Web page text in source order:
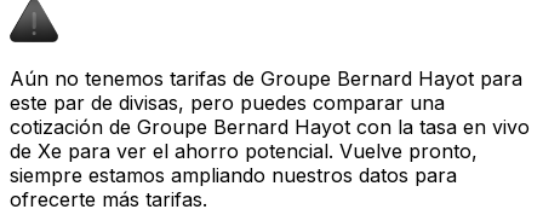
Aún no tenemos tarifas de Groupe Bernard Hayot para
este par de divisas, pero puedes comparar una
cotización de Groupe Bernard Hayot con la tasa en vivo
de Xe para ver el ahorro potencial. Vuelve pronto,
siempre estamos ampliando nuestros datos para
ofrecerte más tarifas.